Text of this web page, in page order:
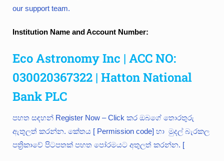
our support team.
Institution Name and Account Number:
Eco Astronomy Inc | ACC NO:
030020367322 | Hatton National
Bank PLC
පහත සඳහන් Register Now – Click කර ඔබගේ තොරතුරු
ඇතුලත් කරන්න. කේතය [ Permission code] හා මුදල් බැරකල
පත්‍රිකාවේ පිටපතක් පහත පෝරමයට අතුලත් කරන්න. [